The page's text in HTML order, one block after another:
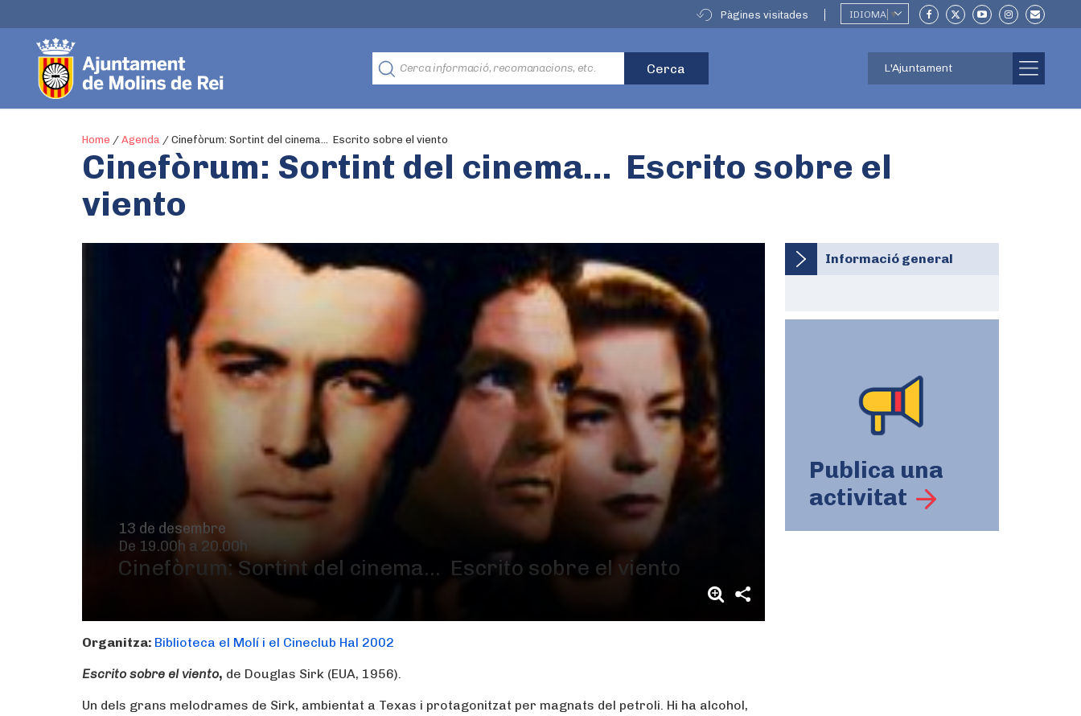
Pàgines visitades IDIOMA ▼
L'Ajuntament
Home / Agenda / Cinefòrum: Sortint del cinema… Escrito sobre el viento
Cinefòrum: Sortint del cinema… Escrito sobre el
viento
13 de desembre
De 19.00h a 20.00h
Cinefòrum: Sortint del cinema… Escrito sobre el viento
Organitza: Biblioteca el Molí i el Cineclub Hal 2002
Escrito sobre el viento, de Douglas Sirk (EUA, 1956).
Un dels grans melodrames de Sirk, ambientat a Texas i protagonitzat per magnats del petroli. Hi ha alcohol,
Informació general
Publica una
activitat